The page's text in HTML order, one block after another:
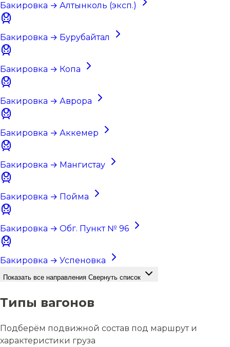
Бакировка → Алтынколь (эксп.)
Бакировка → Бурубайтал
Бакировка → Копа
Бакировка → Аврора
Бакировка → Аккемер
Бакировка → Мангистау
Бакировка → Пойма
Бакировка → Обг. Пункт № 96
Бакировка → Успеновка
Показать все направления Свернуть список
Типы вагонов
Подберём подвижной состав под маршрут и
характеристики груза